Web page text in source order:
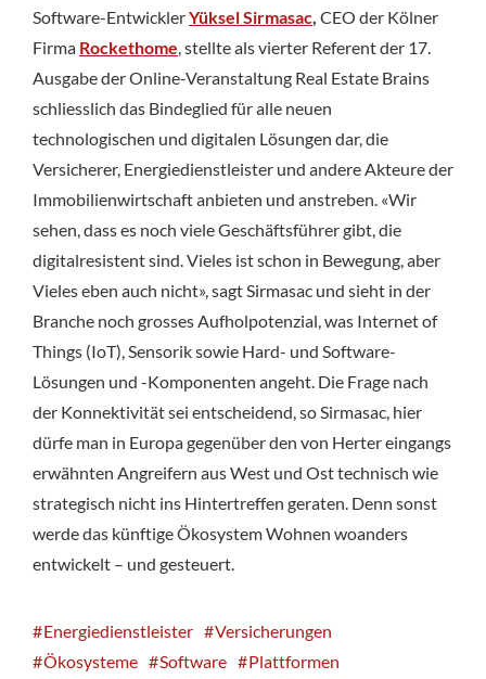
Software-EntwicklerYüksel Sirmasac CEO der Kölner
Firma Rockethome , stellte als vierter Referent der 17.
Ausgabe der Online-Veranstaltung Real Estate Brains
schliesslich das Bindeglied für alle neuen
technologischen und digitalen Lösungen dar, die
Versicherer, Energiedienstleister und andere Akteure der
Immobilienwirtschaft anbieten und anstreben. «Wir
sehen, dass es noch viele Geschäftsführer gibt, die
digitalresistent sind. Vieles ist schon in Bewegung, aber
Vieles eben auch nicht», sagt Sirmasac und sieht in der
Branche noch grosses Aufholpotenzial, was Internet of
Things (IoT), Sensorik sowie Hard- und Software-
Lösungen und -Komponenten angeht. Die Frage nach
der Konnektivität sei entscheidend, so Sirmasac, hier
dürfe man in Europa gegenüber den von Herter eingangs
erwähnten Angreifern aus West und Ost technisch wie
strategisch nicht ins Hintertreffen geraten. Denn sonst
werde das künftige Ökosystem Wohnen woanders
entwickelt – und gesteuert.
Energiedienstleister
Versicherungen
Ökosysteme
Software
Plattformen